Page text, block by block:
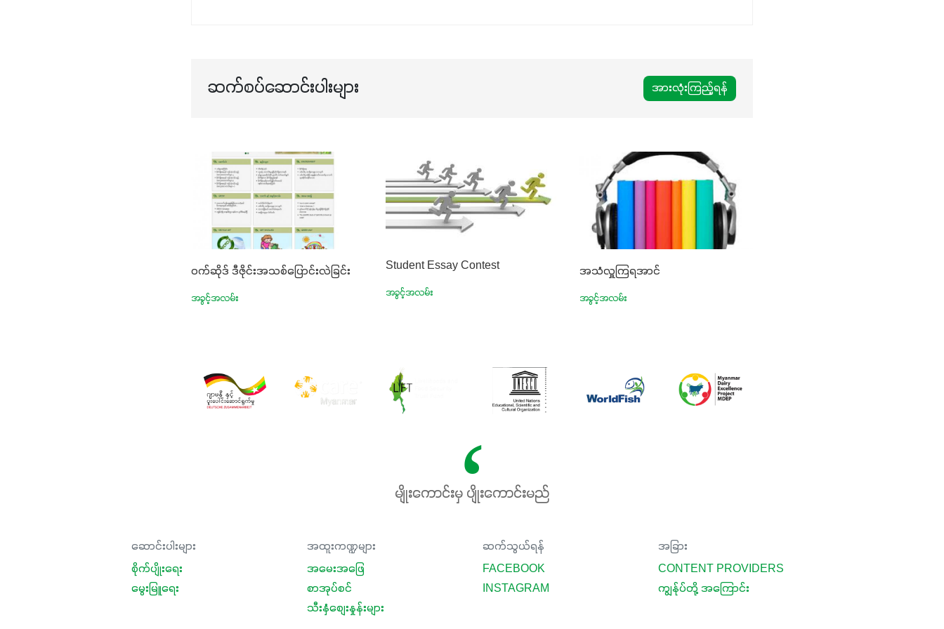
ဆက်စပ်ဆောင်းပါးများ အားလုံးကြည့်ရန်
ဝက်ဆိုဒ် ဒီဇိုင်းအသစ်ပြောင်းလဲခြင်း
အခွင့်အလမ်း
Student Essay Contest
အခွင့်အလမ်း
အသံလှူကြရအာင်
အခွင့်အလမ်း
မျိုးကောင်းမှ ပျိုးကောင်းမည်
ဆောင်းပါးများ
စိုက်ပျိုးရေး
မွေးမြူရေး
အထူးကဏ္ဍများ
အမေးအဖြေ
စာအုပ်စင်
သီးနှံစျေးနှုန်းများ
ဆက်သွယ်ရန်
FACEBOOK
INSTAGRAM
အခြား
CONTENT PROVIDERS
ကျွန်ုပ်တို့ အကြောင်း